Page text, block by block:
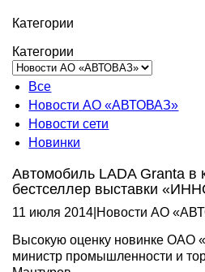
Категории
Категории
Все
Новости АО «АВТОВАЗ»
Новости сети
Новинки
Автомобиль LADA Granta в
бестселлер выставки
11 июля 2014 Новости АО
Высокую оценку новинке ОАО
министр промышленности и